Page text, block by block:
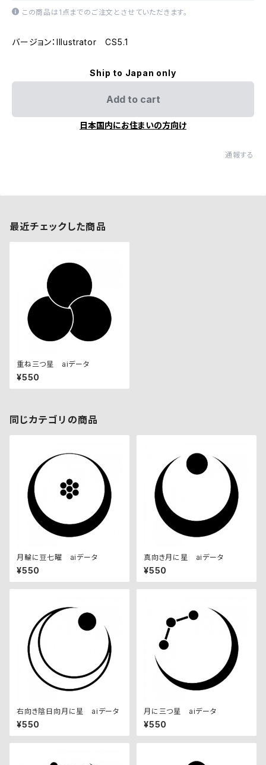
この商品は1点までのご注文とさせていただきます。
バージョン：Illustrator CS5.1
Ship to Japan only
Add to cart
日本国内にお住まいの方向け
通報する
最近チェックした商品
重ね三つ星 aiデータ
¥550
同じカテゴリの商品
月輪に豆七曜 aiデータ
¥550
真向き月に星 aiデータ
¥550
右向き陰日向月に星 aiデータ
¥550
月に三つ星 aiデータ
¥550